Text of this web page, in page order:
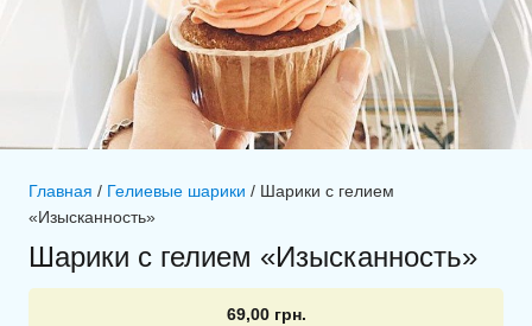
Главная / Гелиевые шарики / Шарики с гелием
«Изысканность»
Шарики с гелием «Изысканность»
69,00 грн.